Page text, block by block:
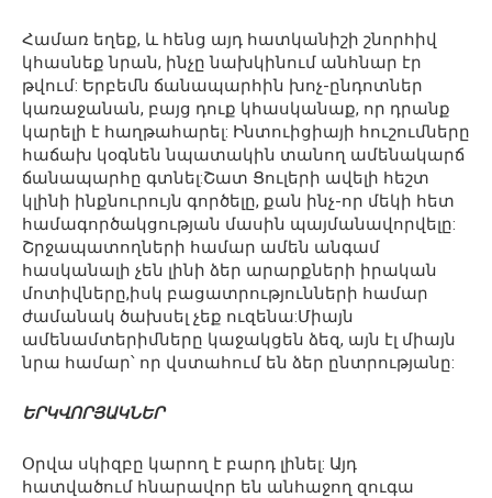
Համառ եղեք, և հենց այդ հատկանիշի շնորհիվ
կհասնեք նրան, ինչը նախկինում անհնար էր
թվում: Երբեմն ճանապարհին խոչ-ընդոտներ
կառաջանան, բայց դուք կհասկանաք, որ դրանք
կարելի է հաղթահարել: Ինտուիցիայի հուշումները
հաճախ կօգնեն նպատակին տանող ամենակարճ
ճանապարհը գտնել:Շատ Ցուլերի ավելի հեշտ
կլինի ինքնուրույն գործելը, քան ինչ-որ մեկի հետ
համագործակցության մասին պայմանավորվելը:
Շրջապատողների համար ամեն անգամ
հասկանալի չեն լինի ձեր արարքների իրական
մոտիվները,իսկ բացատրությունների համար
ժամանակ ծախսել չեք ուզենա:Միայն
ամենամտերիմները կաջակցեն ձեզ, այն էլ միայն
նրա համար՝ որ վստահում են ձեր ընտրությանը:
ԵՐԿՎՈՐՅԱԿՆԵՐ
Օրվա սկիզբը կարող է բարդ լինել: Այդ
հատվածում հնարավոր են անհաջող զուգա